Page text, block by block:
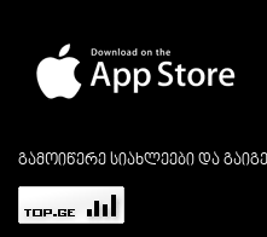
გამოიწერე სიახლეები და